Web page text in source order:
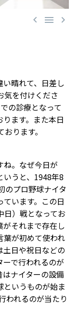
  
晴れて、日差し
気を付けくださ
の診療となって
ます。また本日
ります。
ね。なぜ今日が
いうと、1948年8
のプロ野球ナイタ
います。この日
日）戦となってお
がそれまで存在し
葉が初めて使われ
土日や祝日などの
で行われるのが
ナイターの設備
いうものが始ま
われるのが当たり